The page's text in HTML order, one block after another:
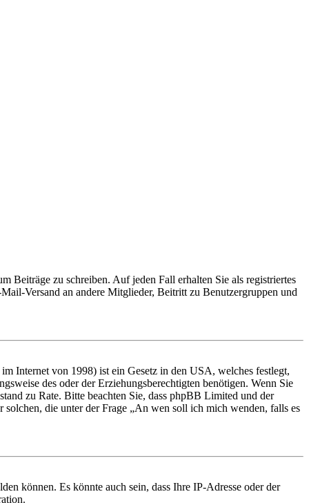
Beiträge zu schreiben. Auf jeden Fall erhalten Sie als registriertes
Versand an andere Mitglieder, Beitritt zu Benutzergruppen und
Internet von 1998) ist ein Gesetz in den USA, welches festlegt,
des oder der Erziehungsberechtigten benötigen. Wenn Sie
zu Rate. Bitte beachten Sie, dass phpBB Limited und der
die unter der Frage „An wen soll ich mich wenden, falls es
können. Es könnte auch sein, dass Ihre IP-Adresse oder der